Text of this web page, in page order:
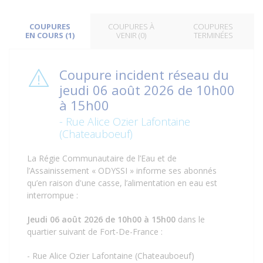
COUPURES
EN COURS (1)
COUPURES À
VENIR (0)
COUPURES
TERMINÉES
Coupure incident réseau du
jeudi 06 août 2026 de 10h00
à 15h00
- Rue Alice Ozier Lafontaine
(Chateauboeuf)
La Régie Communautaire de l’Eau et de
l’Assainissement « ODYSSI » informe ses abonnés
qu’en raison d'une casse, l’alimentation en eau est
interrompue :
Jeudi 06 août 2026 de 10h00 à 15h00 dans le
quartier suivant de Fort-De-France :
- Rue Alice Ozier Lafontaine (Chateauboeuf)